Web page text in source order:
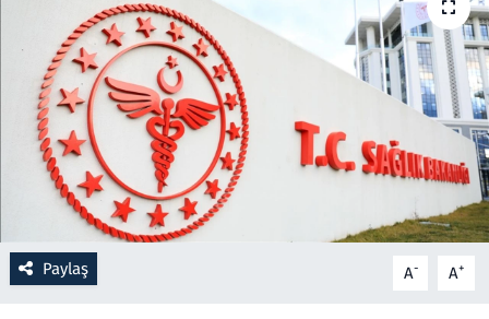
Paylaş A- A+
Ramazan
Resmi İlanlar
Rüya Tabirleri
Sağlık
Savunma Sanayi